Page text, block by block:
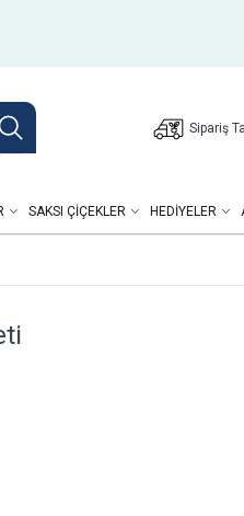
Sipariş
SAKSI ÇIÇEKLER HEDIYELER